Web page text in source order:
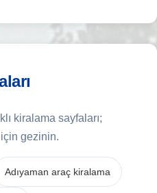
kiralama sayfaları;
gezinin.
Adıyaman araç kiralama